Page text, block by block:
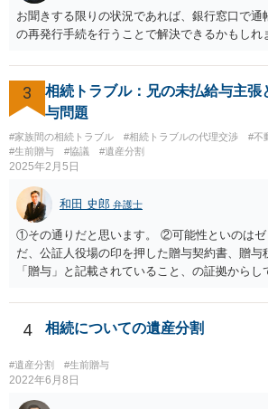
お聞きする限りの状況であれば、銀行窓口で通
の再発行手続を行うことで解決できるかもしれ
3
相続トラブル：兄の未払給与主張
与問題
#家族間の相続トラブル #相続トラブルの代理交渉
#不
#生前贈与
#協議 #遺産分割
2025年2月5日
和田 史郎 弁護士
①その通りだと思います。 ②可能性といのはゼ
だ、公証人役場の印を押した贈与契約書、贈与
「贈与」と記載されていること、の証拠から
わなければ、遺産分割調停を申し立てて進める
がしますね。
4 相続についての遺産分割
#遺産分割 #生前贈与
2022年6月8日